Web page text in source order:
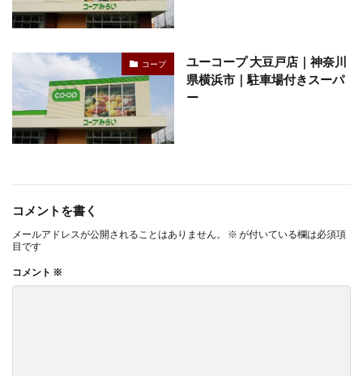
コープ
ユーコープ 大豆戸店｜神奈川
県横浜市｜駐車場付きスーパ
ー
コメントを書く
メールアドレスが公開されることはありません。 ※ が付いている欄は必須項
目です
コメント ※